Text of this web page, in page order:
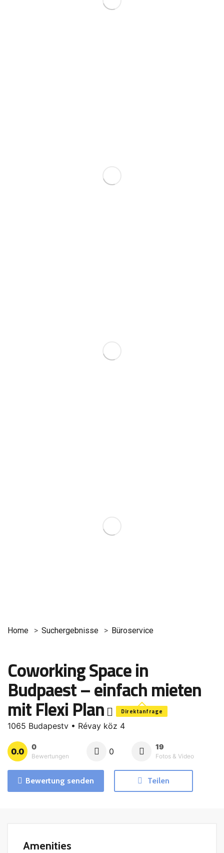
Home Suchergebnisse Büroservice
Coworking Space in
Budpaest – einfach mieten
mit Flexi Plan Direktanfrage
1065 Budapestv • Révay köz 4
0.0 0
Bewertungen 0 19
Fotos & Video
Bewertung senden Teilen
Amenities